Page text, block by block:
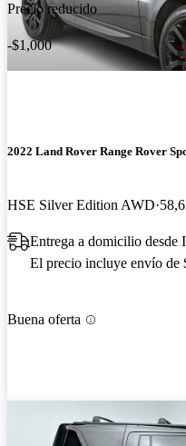
Precio reducido
-$1,000
2022 Land Rover Range Rover
HSE Silver Edition AWD
Entrega a domicilio desde
El precio incluye envío de
Buena oferta